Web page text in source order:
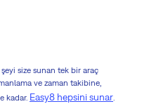
size sunan tek bir araç
ve zaman takibine,
kadar. Easy8 hepsini sunar.